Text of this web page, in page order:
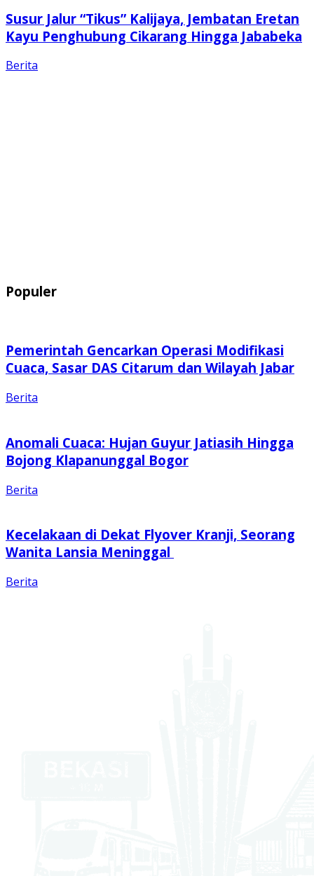
Susur Jalur “Tikus” Kalijaya, Jembatan Eretan
Kayu Penghubung Cikarang Hingga Jababeka
Berita
Populer
Pemerintah Gencarkan Operasi Modifikasi
Cuaca, Sasar DAS Citarum dan Wilayah Jabar
Berita
Anomali Cuaca: Hujan Guyur Jatiasih Hingga
Bojong Klapanunggal Bogor
Berita
Kecelakaan di Dekat Flyover Kranji, Seorang
Wanita Lansia Meninggal
Berita